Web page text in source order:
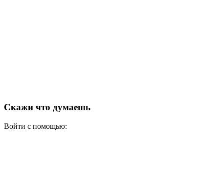
Скажи что думаешь
Войти с помощью: